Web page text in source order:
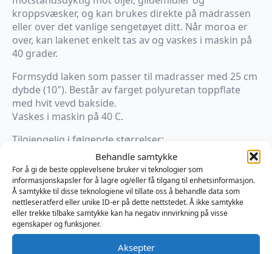
Behandle samtykke
For å gi de beste opplevelsene bruker vi teknologier som
informasjonskapsler for å lagre og/eller få tilgang til enhetsinformasjon.
Å samtykke til disse teknologiene vil tillate oss å behandle data som
nettleseratferd eller unike ID-er på dette nettstedet. Å ikke samtykke
eller trekke tilbake samtykke kan ha negativ innvirkning på visse
egenskaper og funksjoner.
Aksepter
kroppsvæsker, og kan brukes direkte på madrassen
eller over det vanlige sengetøyet ditt. Når moroa er
over, kan lakenet enkelt tas av og vaskes i maskin på
40 grader.
Formsydd laken som passer til madrasser med 25 cm
dybde (10″). Består av farget polyuretan toppflate
med hvit vevd bakside.
Vaskes i maskin på 40 C.
Tilgjengelig i følgende størrelser:
150 x 200 x 25 cm
160 x 200 x 25 cm
180 x 200 x 25 cm
Vekt fra 1,05 kg til 1,30 kg, avhengig av størrelse.
Lagerføres i fargen sort. Rødt kan leveres på
bestilling. 150 x 200 x 25 leveres kun i sort